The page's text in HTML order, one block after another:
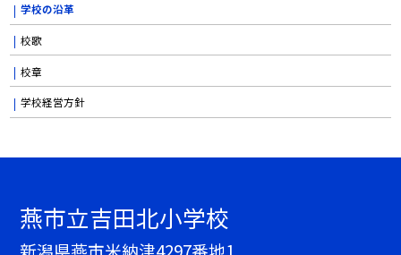
学校の沿革
校歌
校章
学校経営方針
燕市立吉田北小学校